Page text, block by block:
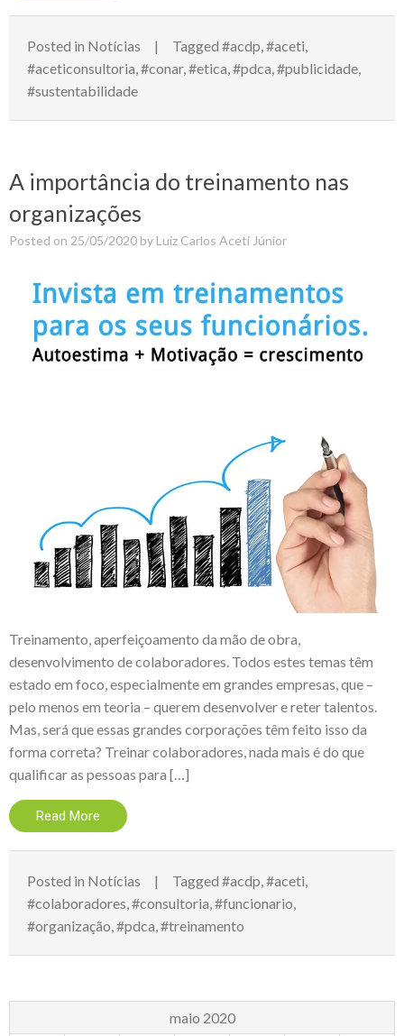
Posted in Notícias Tagged #acdp,#aceti,
#aceticonsultoria,#conar,#etica,#pdca,#publicidade,
#sustentabilidade
A importância do treinamento nas
organizações
Posted on 25/05/2020 by Luiz Carlos Aceti Júnior
Treinamento, aperfeiçoamento da mão de obra,
desenvolvimento de colaboradores. Todos estes temas têm
estado em foco, especialmente em grandes empresas, que –
pelo menos em teoria – querem desenvolver e reter talentos.
Mas, será que essas grandes corporações têm feito isso da
forma correta? Treinar colaboradores, nada mais é do que
qualificar as pessoas para […]
Read More
Posted in Notícias Tagged #acdp,#aceti,
#colaboradores,#consultoria,#funcionario,
#organização,#pdca,#treinamento
maio 2020